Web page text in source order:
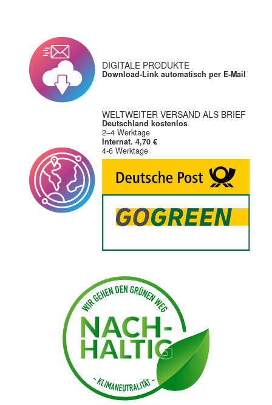
DIGITALE PRODUKTE
Download-Link automatisch per E-Mail
WELTWEITER VERSAND ALS BRIEF
Deutschland kostenlos
2–4 Werktage
Internat. 4,70 €
4-6 Werktage